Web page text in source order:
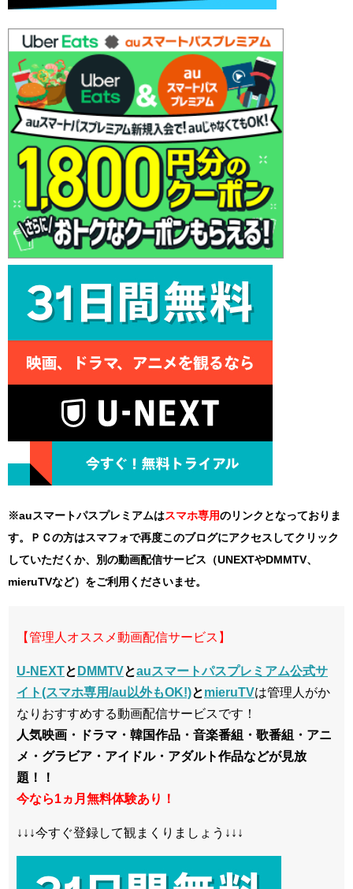
※auスマートパスプレミアムはスマホ専用のリンクとなっておりま
す。ＰＣの方はスマフォで再度このブログにアクセスしてクリック
していただくか、別の動画配信サービス（UNEXTやDMMTV、
mieruTVなど）をご利用くださいませ。
【管理人オススメ動画配信サービス】
U-NEXTと DMMTVとauスマートパスプレミアム公式サ
イト(スマホ専用/au以外もOK!)とmieruTVは管理人がか
なりおすすめする動画配信サービスです！
人気映画・ドラマ・韓国作品・音楽番組・歌番組・アニ
メ・グラビア・アイドル・アダルト作品などが見放
題！！
今なら1ヵ月無料体験あり！
↓↓↓今すぐ登録して観まくりましょう↓↓↓